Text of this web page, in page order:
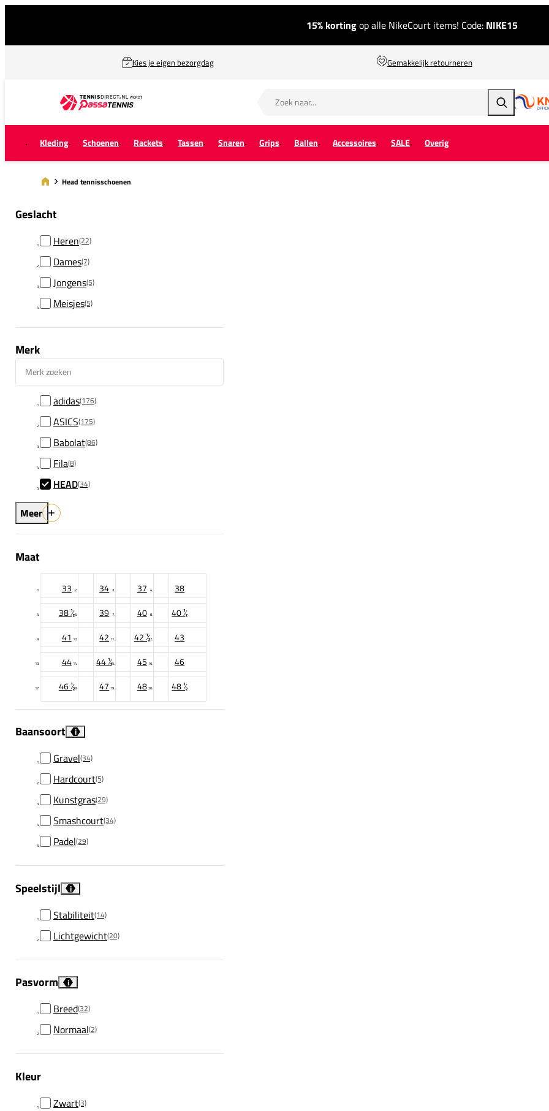
15% kortingop alle NikeCourt items! Code: NIKE15
Kies je eigen bezorgdag Gemakkelijk retourneren
Zoeken
Kleding Schoenen Rackets Tassen Snaren Grips Ballen Accessoires SALE Overig
Head tennisschoenen
Geslacht
Heren(22)
Dames(7)
Jongens(5)
Meisjes(5)
Merk
adidas(176)
ASICS(175)
Babolat(86)
Fila(8)
HEAD(34)
Meer
Maat
33 34 37
38
38 ½
39 40
40 ½
41
42 42 ½
43
44
44 ½ 45
46
46 ½
47 48 48 ½
Baansoort i
Gravel(34)
Hardcourt(5)
Kunstgras(29)
Smashcourt(34)
Padel(29)
Speelstijl i
Stabiliteit(14)
Lichtgewicht(20)
Pasvorm i
Breed(32)
Normaal(2)
Kleur
Zwart(3)